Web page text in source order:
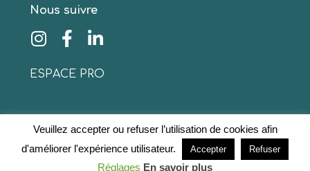
Nous suivre
ESPACE PRO
© 2020 www.collinescathares.com Tous droits
réservésMentions légales–Protection des données
Veuillez accepter ou refuser l’utilisation de cookies afin
d'améliorer l'expérience utilisateur.
Accepter Refuser
Réglages En savoir plus